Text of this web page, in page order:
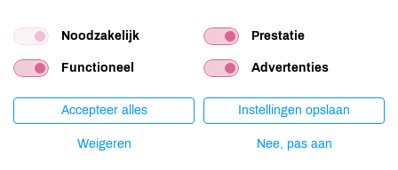
Aardnoten
niet aanwezig
Ei
niet aanwezig
niet aanwezig
Noodzakelijk Prestatie
Functioneel Advertenties
Accepteer alles Instellingen opslaan
Weigeren Nee, pas aan